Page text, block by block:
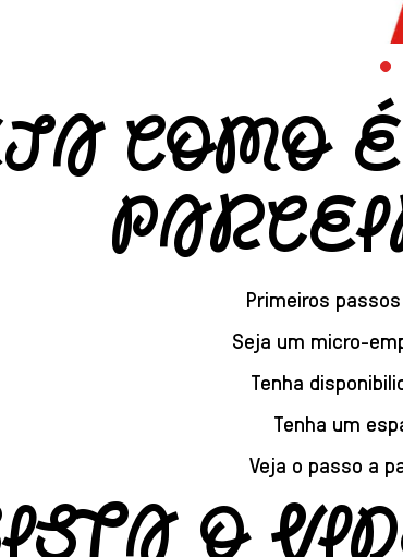
COMO
Primeiros
Seja um micro-
Tenha
Tenha um
Veja o passo a